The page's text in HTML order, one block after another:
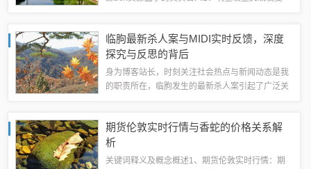
巧，由于时尚潮流的不断变化，夏季往往...
临朐最新杀人案与MIDI实时反馈，深度
探究与反思的背后
身为博客站长，时刻关注社会热点与新闻动态是我
的职责所在，临朐发生的最新杀人案引起了广泛关
顾临朐发生了一起令人痛心的杀人案，这...
期货伦敦实时行情与香蛇的价格关系解
析
关键词释义及概念概述1、期货伦敦实时行情：期